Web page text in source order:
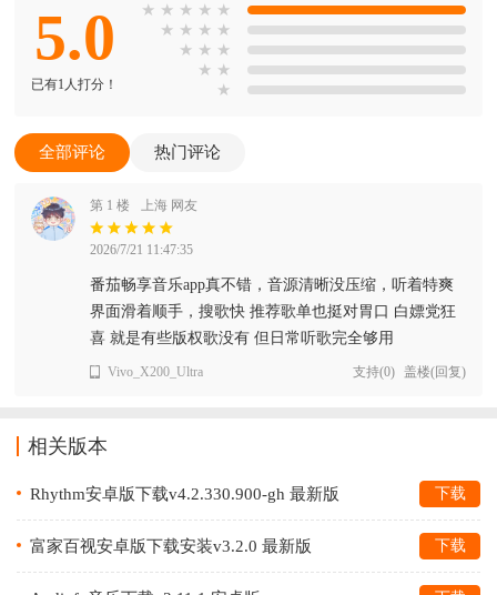
5.0
已有1人打分！
★ ★ ★ ★ ★
★ ★ ★ ★
★ ★ ★
★ ★
★
全部评论 热门评论
第 1 楼 上海 网友
2026/7/21 11:47:35
番茄畅享音乐app真不错，音源清晰没压缩，听着特爽
界面滑着顺手，搜歌快 推荐歌单也挺对胃口 白嫖党狂
喜 就是有些版权歌没有 但日常听歌完全够用
Vivo_X200_Ultra 支持(0) 盖楼(回复)
相关版本
Rhythm安卓版下载v4.2.330.900-gh 最新版 下载
富家百视安卓版下载安装v3.2.0 最新版 下载